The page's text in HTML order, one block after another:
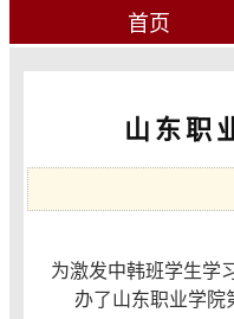
首页
山东职
为激发中韩班学生学
办了山东职业学院